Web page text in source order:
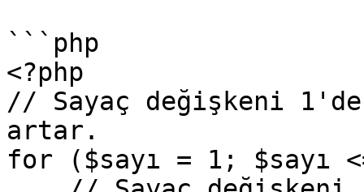
```php
<?php
// Sayaç değişkeni
artar.
for ($sayı = 1; $sayı